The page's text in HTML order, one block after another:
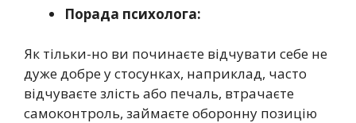
Порада психолога:
Як тільки-но ви починаєте відчувати себе не
дуже добре у стосунках, наприклад, часто
відчуваєте злість або печаль, втрачаєте
самоконтроль, займаєте оборонну позицію